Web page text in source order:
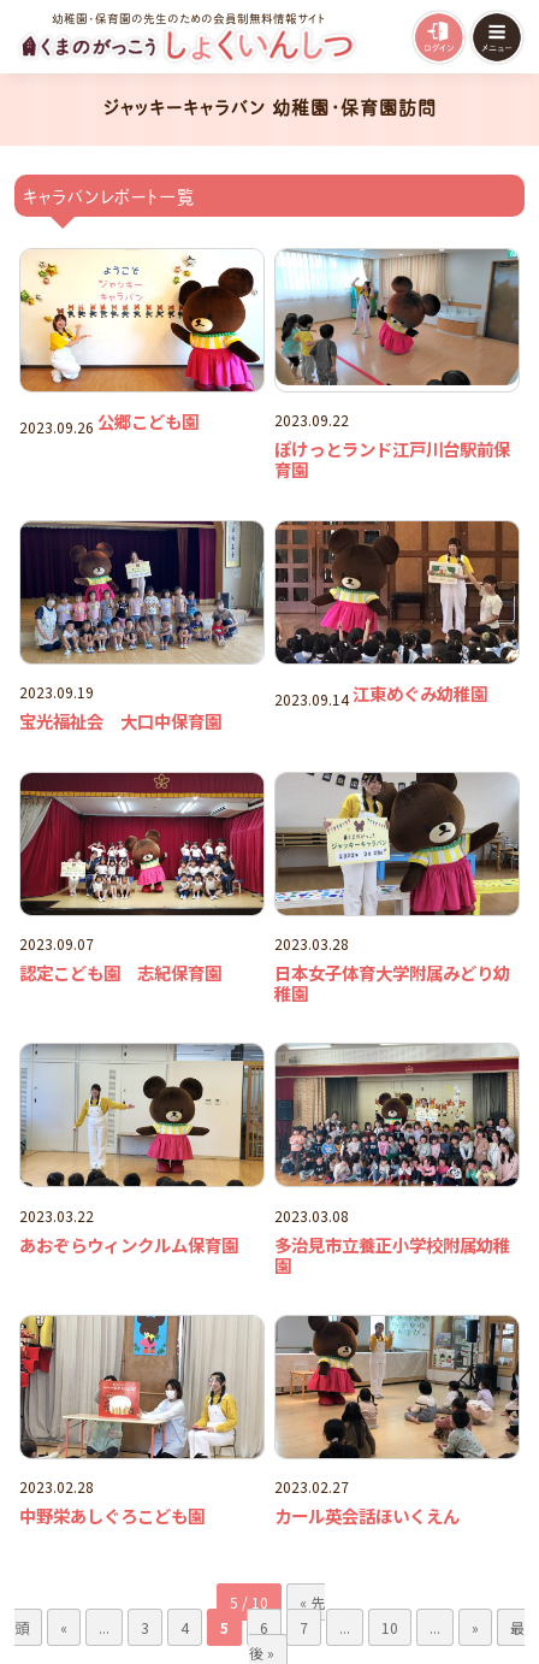
幼稚園・保育園の先生のための会員制無料情報サイト
ジャッキーキャラバン 幼稚園・保育園訪問
キャラバンレポート一覧
2023.09.26 公郷こども園 2023.09.22
ぽけっとランド江戸川台駅前保
育園
2023.09.19
宝光福祉会 大口中保育園
2023.09.14江東めぐみ幼稚園
2023.09.07
認定こども園 志紀保育園
2023.03.28
日本女子体育大学附属みどり幼
稚園
2023.03.22
あおぞらウィンクルム保育園
2023.03.08
多治見市立養正小学校附属幼稚
園
2023.02.28
中野栄あしぐろこども園
2023.02.27
カール英会話ほいくえん
5 / 10
« 先
頭
« ... 3 4 5 6 7 ... 10 ... »
最
後 »